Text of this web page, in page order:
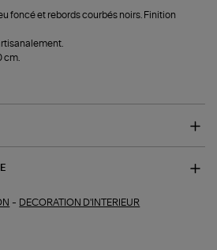
foncé et rebords courbés noirs. Finition
cm.
- DECORATION D'INTERIEUR